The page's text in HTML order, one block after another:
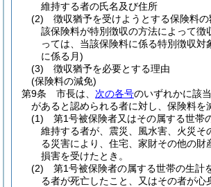
維持する者の氏名及び住所
(2)
徴収猶予を受けようとする保険料
該保険料が特別徴収の方法によって徴
っては、当該保険料に係る特別徴収対
に係る月)
(3)
徴収猶予を必要とする理由
(保険料の減免)
第9条
市長は、 次の各号のいずれかに該
があると認められる者に対し、保険料を
(1)
第1号被保険者又はその属する世帯
維持する者が、震災、風水害、火災そ
る災害により、住宅、家財その他の財
損害を受けたとき。
(2)
第1号被保険者の属する世帯の生計
る者が死亡したこと、又はその者が心